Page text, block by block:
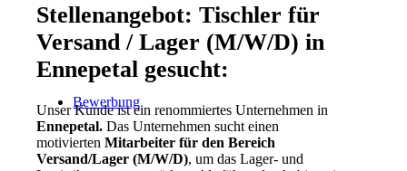
Bewerbung
Stellenangebot: Tischler für
Versand / Lager (M/W/D) in
Ennepetal gesucht:
Unser Kunde ist ein renommiertes Unternehmen in
Ennepetal.Das Unternehmen sucht einen
motiviertenMitarbeiter für den Bereich
Versand/Lager (M/W/D), um das Lager- und